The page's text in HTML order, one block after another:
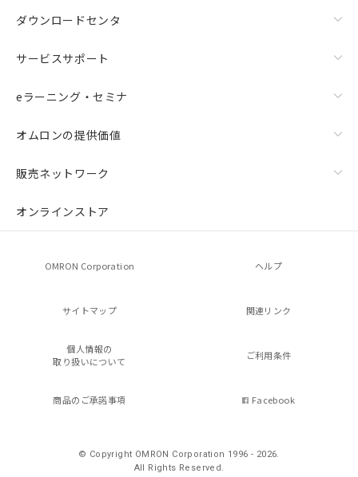
ダウンロードセンタ
サービスサポート
eラーニング・セミナ
オムロンの提供価値
販売ネットワーク
オンラインストア
OMRON Corporation ヘルプ
サイトマップ 関連リンク
個人情報の
取り扱いについて
ご利用条件
商品のご承諾事項 Facebook
© Copyright OMRON Corporation 1996 - 2026.
All Rights Reserved.